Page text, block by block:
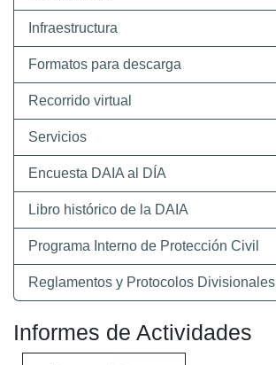
Infraestructura
Formatos para descarga
Recorrido virtual
Servicios
Encuesta DAIA al DÍA
Libro histórico de la DAIA
Programa Interno de Protección Civil
Reglamentos y Protocolos Divisionales
Informes de Actividades